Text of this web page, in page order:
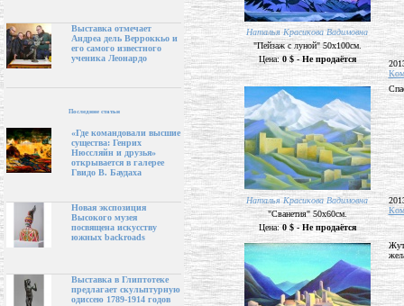
Выставка отмечает
Андреа дель Верроккьо и
его самого известного
ученика Леонардо
Последние статьи
«Где командовали высшие
существа: Генрих
Нюссляйн и друзья»
открывается в галерее
Гвидо В. Баудаха
Новая экспозиция
Высокого музея
посвящена искусству
южных backroads
Выставка в Глиптотеке
предлагает скульптурную
одиссею 1789-1914 годов
Наталья Красикова Вадимовна
"Пейзаж с луной" 50х100см.
Цена:0 $ - Не продаётся
Наталья Красикова Вадимовна
"Сванетия" 50х60см.
Цена:0 $ - Не продаётся